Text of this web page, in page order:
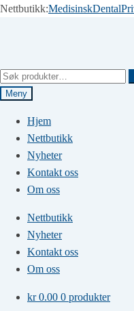
Nettbutikk:MedisinskDental
Søk
etter:
Meny
Hjem
Nettbutikk
Nyheter
Kontakt oss
Om oss
Nettbutikk
Nyheter
Kontakt oss
Om oss
kr0.00 0 produkter